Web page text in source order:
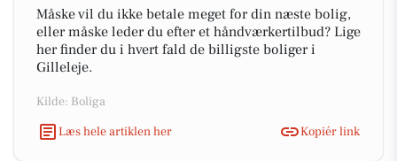
Måske vil du ikke betale meget for din næste bolig,
eller måske leder du efter et håndværkertilbud? Lige
her finder du i hvert fald de billigste boliger i
Gilleleje.
Kilde: Boliga
Læs hele artiklen her
Kopiér link